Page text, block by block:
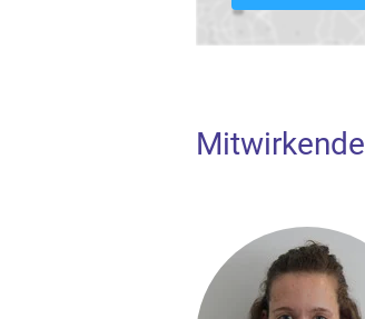
Mitwirkende